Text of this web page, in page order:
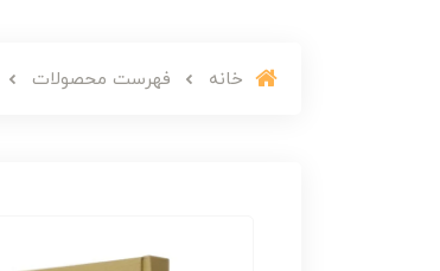
خانه فهرست محصولات